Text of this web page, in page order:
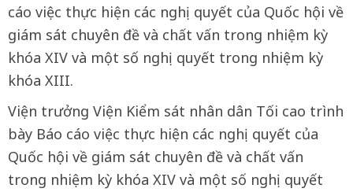
cáo việc thực hiện các nghị quyết của Quốc hội về
giám sát chuyên đề và chất vấn trong nhiệm kỳ
khóa XIV và một số nghị quyết trong nhiệm kỳ
khóa XIII.
Viện trưởng Viện Kiểm sát nhân dân Tối cao trình
bày Báo cáo việc thực hiện các nghị quyết của
Quốc hội về giám sát chuyên đề và chất vấn
trong nhiệm kỳ khóa XIV và một số nghị quyết